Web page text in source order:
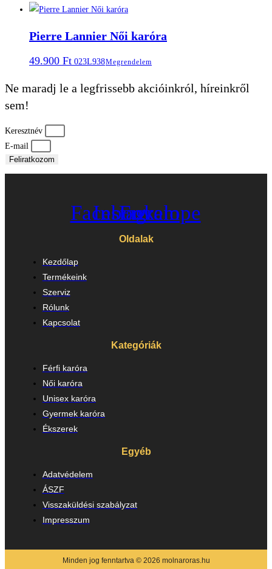
Pierre Lannier Női karóra
49.900 Ft 023L938Megrendelem
Ne maradj le a legfrissebb akcióinkról, híreinkről
sem!
Keresztnév
E-mail
Feliratkozom
Facebook
Instagram
Envelope
Oldalak
Kezdőlap
Termékeink
Szerviz
Rólunk
Kapcsolat
Kategóriák
Férfi karóra
Női karóra
Unisex karóra
Gyermek karóra
Ékszerek
Egyéb
Adatvédelem
ÁSZF
Visszaküldési szabályzat
Impresszum
Minden jog fenntartva © 2026 molnaroras.hu